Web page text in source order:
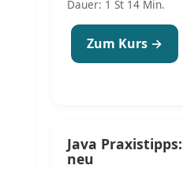
Dauer: 1 St 14 Min.
Zum Kurs →
Java
neu